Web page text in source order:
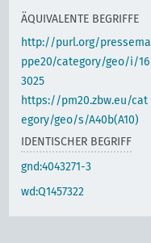
ÄQUIVALENTE BEGRIFFE
http://purl.org/pressema
ppe20/category/geo/i/16
3025
https://pm20.zbw.eu/cat
egory/geo/s/A40b(A10)
IDENTISCHER BEGRIFF
gnd:4043271-3
wd:Q1457322